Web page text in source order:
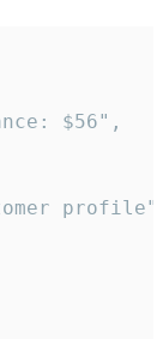
$56",